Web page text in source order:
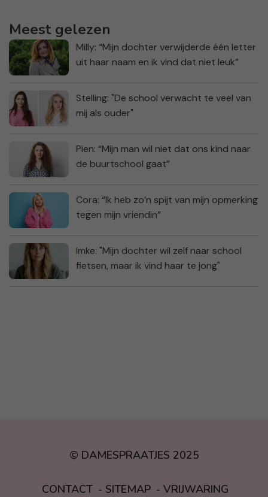
Meest gelezen
Milly: “Mijn dochter verwijderde één letter
uit haar naam en ik vind dat niet leuk”
Stelling: "De school verwacht te veel van
mij als ouder"
Pien: “Mijn man wil niet dat ons kind naar
de buurtschool gaat”
Cora: “Ik heb zo’n spijt van mijn opmerking
tegen mijn vriendin”
Imke: "Mijn dochter wil zelf naar school
fietsen, maar ik vind haar te jong"
© DAMESPRAATJES 2025
CONTACT SITEMAP
VRIJWARING